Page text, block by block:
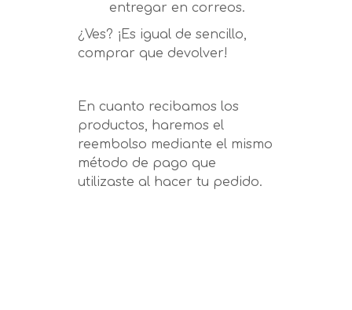
entregar en correos.
¿Ves? ¡Es igual de sencillo,
comprar que devolver!
En cuanto recibamos los
productos, haremos el
reembolso mediante el mismo
método de pago que
utilizaste al hacer tu pedido.